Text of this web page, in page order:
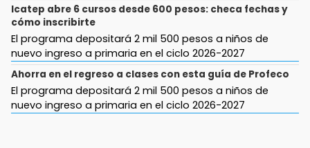
Icatep abre 6 cursos desde 600 pesos: checa fechas y
cómo inscribirte
El programa depositará 2 mil 500 pesos a niños de
nuevo ingreso a primaria en el ciclo 2026-2027
Ahorra en el regreso a clases con esta guía de Profeco
El programa depositará 2 mil 500 pesos a niños de
nuevo ingreso a primaria en el ciclo 2026-2027